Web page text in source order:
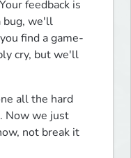
feedback is
bug, we'll
find a game-
cry, but we'll
all the hard
Now we just
not break it